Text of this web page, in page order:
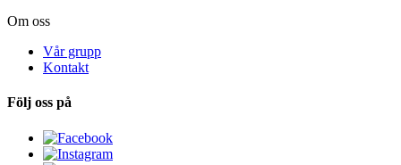
Om oss
Vår grupp
Kontakt
Följ oss på